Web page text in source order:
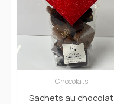
Chocolats
Sachets au chocolat